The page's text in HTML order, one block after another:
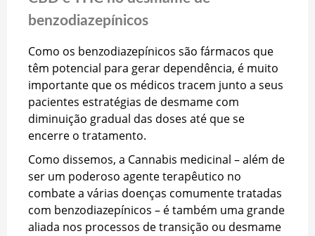
benzodiazepínicos
Como os benzodiazepínicos são fármacos que
têm potencial para gerar dependência, é muito
importante que os médicos tracem junto a seus
pacientes estratégias de desmame com
diminuição gradual das doses até que se
encerre o tratamento.
Como dissemos, a Cannabis medicinal – além de
ser um poderoso agente terapêutico no
combate a várias doenças comumente tratadas
com benzodiazepínicos – é também uma grande
aliada nos processos de transição ou desmame